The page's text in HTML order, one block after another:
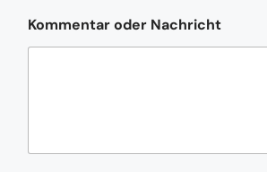
-
M
d
Kommentar oder Nachricht